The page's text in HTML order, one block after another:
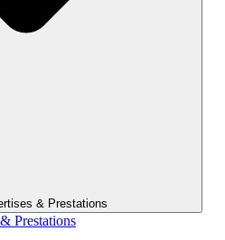
& Prestations
Prestations